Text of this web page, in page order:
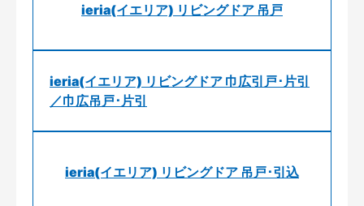
ieria(イエリア) リビングドア 吊戸
ieria(イエリア) リビングドア 巾広引戸･片引
／巾広吊戸･片引
ieria(イエリア) リビングドア 吊戸･引込